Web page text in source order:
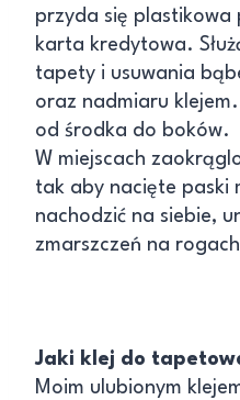
przyda się
karta kredytowa.
tapety i usuwania
oraz nadmiaru
od środka do boków.
W miejscach
tak aby nacięte paski
nachodzić na siebie,
zmarszczeń na
Jaki klej do
Moim ulubionym